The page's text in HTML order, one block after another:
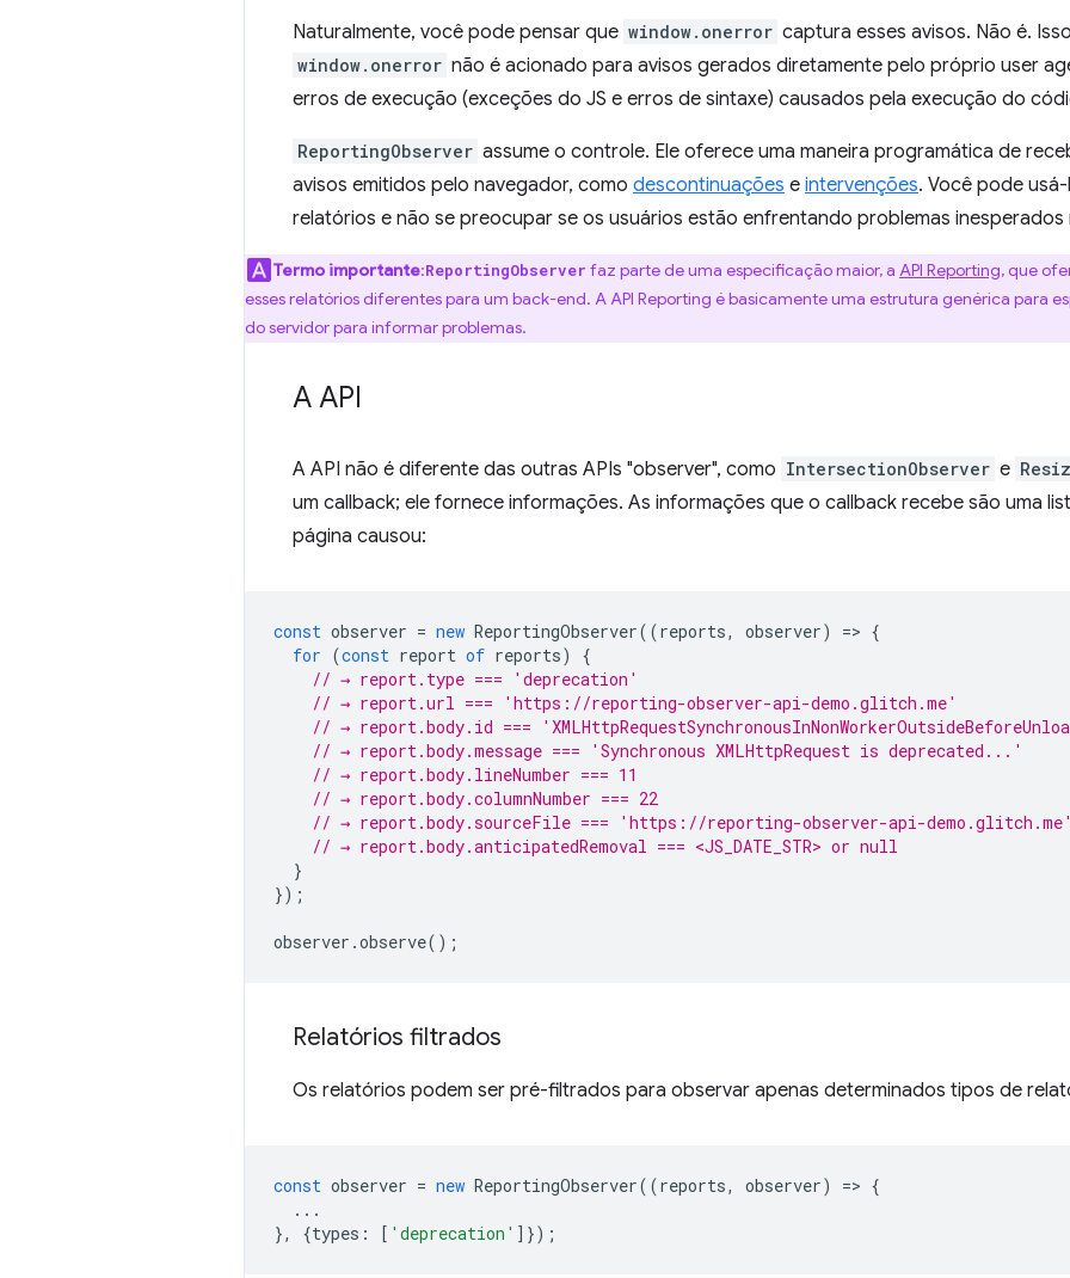
Naturalmente, você pode pensar que window.onerror captura esses avisos. Não é.
window.onerror não é acionado para avisos gerados diretamente pelo próprio user
erros de execução (exceções do JS e erros de sintaxe) causados pela execução do
ReportingObserver assume o controle. Ele oferece uma maneira programática de
avisos emitidos pelo navegador, como descontinuações e intervenções. Você pode
relatórios e não se preocupar se os usuários estão enfrentando problemas inesperados
Termo importante:ReportingObserver faz parte de uma especificação maior, a API Reporting, que
esses relatórios diferentes para um back-end. A API Reporting é basicamente uma estrutura genérica para
do servidor para informar problemas.
A API
A API não é diferente das outras APIs "observer", como IntersectionObserver e
um callback; ele fornece informações. As informações que o callback recebe são uma
página causou:
const observer = new ReportingObserver((reports, observer) => {
for (const report of reports)
{
// → report.type === 'deprecation'
// → report.url === 'https://reporting-observer-api-demo.glitch.me'
// → report.body.id ===
// → report.body.message === 'Synchronous XMLHttpRequest is deprecated...'
// → report.body.lineNumber === 11
// → report.body.columnNumber === 22
// → report.body.sourceFile === 'https://reporting-observer-api-demo.glitch.me'
// → report.body.anticipatedRemoval === <JS_DATE_STR> or null
}
});
observer .observe();
Relatórios filtrados
Os relatórios podem ser pré-filtrados para observar apenas determinados tipos de
const observer = new ReportingObserver((reports, observer) => {
...
},
{types : [ 'deprecation' ]});